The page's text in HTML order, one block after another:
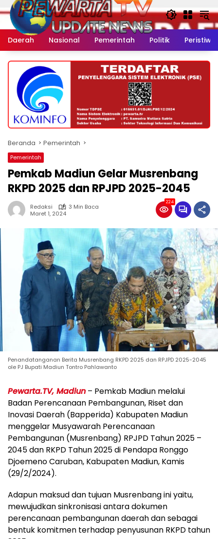
Langsung
ke
konten
Daerah
Nasional Pemerintah Politik Peristiwa
Beranda Pemerintah
Pemerintah
Pemkab Madiun Gelar Musrenbang
RKPD 2025 dan RPJPD 2025-2045
Redaksi
3 Min Baca
Maret 1, 2024
224
Penandatanganan Berita Musrenbang RKPD 2025 dan RPJPD 2025-2045
ole PJ Bupati Madiun Tontro Pahlawanto
Pewarta.TV, Madiun – Pemkab Madiun melalui
Badan Perencanaan Pembangunan, Riset dan
Inovasi Daerah (Bapperida) Kabupaten Madiun
menggelar Musyawarah Perencanaan
Pembangunan (Musrenbang) RPJPD Tahun 2025 –
2045 dan RKPD Tahun 2025 di Pendapa Ronggo
Djoemeno Caruban, Kabupaten Madiun, Kamis
(29/2/2024).
Adapun maksud dan tujuan Musrenbang ini yaitu,
mewujudkan sinkronisasi antara dokumen
perencanaan pembangunan daerah dan sebagai
bentuk komitmen terhadap penyusunan RKPD tahun